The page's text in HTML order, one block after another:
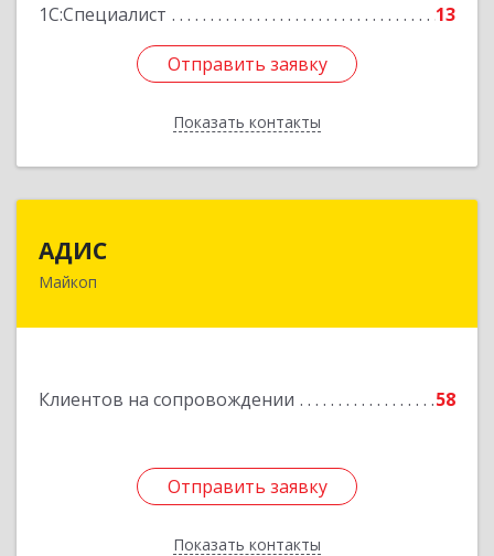
1С:Специалист
13
Отправить заявку
Показать контакты
Отправить заявку
Назад
АДИС
Майкоп
Клиентов на сопровождении 58
Отправить заявку
Показать контакты
Отправить заявку
Назад